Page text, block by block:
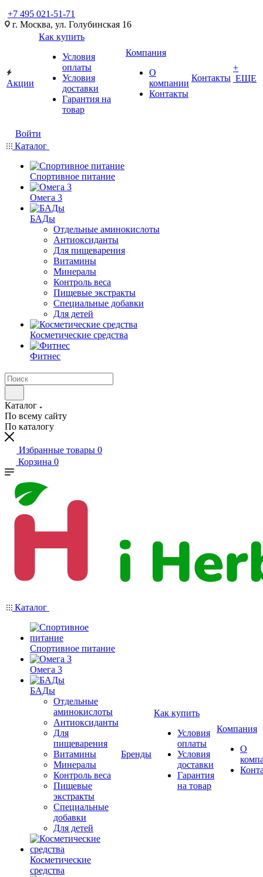
+7 495 021-51-71
г. Москва, ул. Голубинская 16
Акции
Как купить
Условия
оплаты
Условия
доставки
Гарантия на
товар
Компания
О
компании
Контакты
Контакты
+
ЕЩЕ
Войти
Каталог
Спортивное питание
Омега 3
БАДы
Отдельные аминокислоты
Антиоксиданты
Для пищеварения
Витамины
Минералы
Контроль веса
Пищевые экстракты
Специальные добавки
Для детей
Косметические средства
Фитнес
Каталог
По всему сайту
По каталогу
Избранные товары 0
Корзина 0
Каталог
Спортивное питание
Омега 3
БАДы
Отдельные
аминокислоты
Антиоксиданты
Для
пищеварения
Витамины
Минералы
Контроль веса
Пищевые
экстракты
Специальные
добавки
Для детей
Косметические
средства
Бренды
Как купить
Условия
оплаты
Условия
доставки
Гарантия
на товар
Компания
О